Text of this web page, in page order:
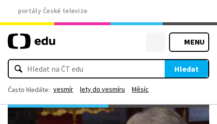
portály České televize
MENU
Hledat
Často hledáte: vesmír lety do vesmíru Měsíc